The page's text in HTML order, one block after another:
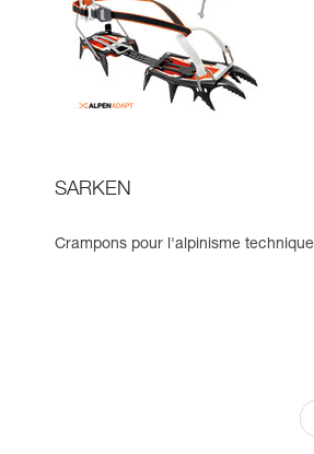
SARKEN
Crampons pour l'alpinisme technique